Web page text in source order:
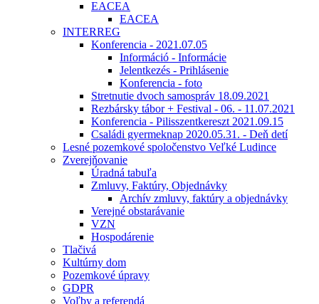
EACEA
EACEA
INTERREG
Konferencia - 2021.07.05
Információ - Informácie
Jelentkezés - Prihlásenie
Konferencia - foto
Stretnutie dvoch samospráv 18.09.2021
Rezbársky tábor + Festival - 06. - 11.07.2021
Konferencia - Pilisszentkereszt 2021.09.15
Családi gyermeknap 2020.05.31. - Deň detí
Lesné pozemkové spoločenstvo Veľké Ludince
Zverejňovanie
Úradná tabuľa
Zmluvy, Faktúry, Objednávky
Archív zmluvy, faktúry a objednávky
Verejné obstarávanie
VZN
Hospodárenie
Tlačivá
Kultúrny dom
Pozemkové úpravy
GDPR
Voľby a referendá